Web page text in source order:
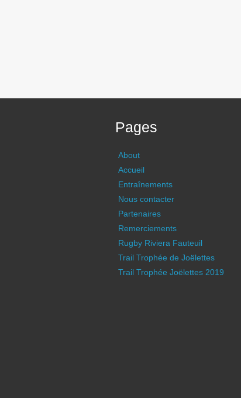
Pages
About
Accueil
Entraînements
Nous contacter
Partenaires
Remerciements
Rugby Riviera Fauteuil
Trail Trophée de Joëlettes
Trail Trophée Joëlettes 2019